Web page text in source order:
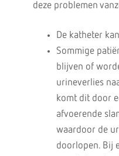
deze problemen
De katheter
Sommige
blijven of
urineverlies
komt dit door
afvoerende
waardoor de
doorlopen. Bij